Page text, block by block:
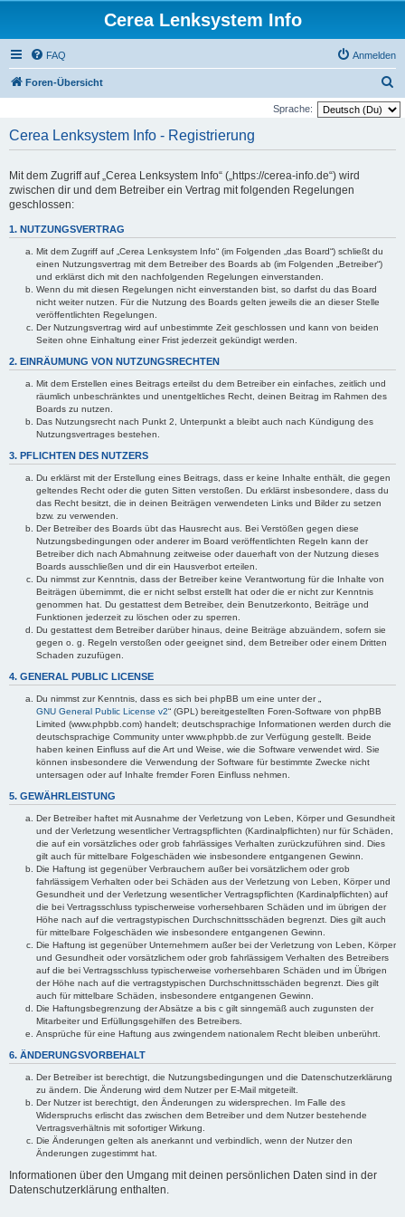
Cerea Lenksystem Info
FAQ Anmelden
Foren-Übersicht
u
Sprache:
Cerea Lenksystem Info - Registrierung
Mit dem Zugriff auf „Cerea Lenksystem Info“ („https://cerea-info.de“) wird
zwischen dir und dem Betreiber ein Vertrag mit folgenden Regelungen
geschlossen:
1. NUTZUNGSVERTRAG
Mit dem Zugriff auf „Cerea Lenksystem Info“ (im Folgenden „das Board“) schließt du
einen Nutzungsvertrag mit dem Betreiber des Boards ab (im Folgenden „Betreiber“)
und erklärst dich mit den nachfolgenden Regelungen einverstanden.
Wenn du mit diesen Regelungen nicht einverstanden bist, so darfst du das Board
nicht weiter nutzen. Für die Nutzung des Boards gelten jeweils die an dieser Stelle
veröffentlichten Regelungen.
Der Nutzungsvertrag wird auf unbestimmte Zeit geschlossen und kann von beiden
Seiten ohne Einhaltung einer Frist jederzeit gekündigt werden.
2. EINRÄUMUNG VON NUTZUNGSRECHTEN
Mit dem Erstellen eines Beitrags erteilst du dem Betreiber ein einfaches, zeitlich und
räumlich unbeschränktes und unentgeltliches Recht, deinen Beitrag im Rahmen des
Boards zu nutzen.
Das Nutzungsrecht nach Punkt 2, Unterpunkt a bleibt auch nach Kündigung des
Nutzungsvertrages bestehen.
3. PFLICHTEN DES NUTZERS
Du erklärst mit der Erstellung eines Beitrags, dass er keine Inhalte enthält, die gegen
geltendes Recht oder die guten Sitten verstoßen. Du erklärst insbesondere, dass du
das Recht besitzt, die in deinen Beiträgen verwendeten Links und Bilder zu setzen
bzw. zu verwenden.
Der Betreiber des Boards übt das Hausrecht aus. Bei Verstößen gegen diese
Nutzungsbedingungen oder anderer im Board veröffentlichten Regeln kann der
Betreiber dich nach Abmahnung zeitweise oder dauerhaft von der Nutzung dieses
Boards ausschließen und dir ein Hausverbot erteilen.
Du nimmst zur Kenntnis, dass der Betreiber keine Verantwortung für die Inhalte von
Beiträgen übernimmt, die er nicht selbst erstellt hat oder die er nicht zur Kenntnis
genommen hat. Du gestattest dem Betreiber, dein Benutzerkonto, Beiträge und
Funktionen jederzeit zu löschen oder zu sperren.
Du gestattest dem Betreiber darüber hinaus, deine Beiträge abzuändern, sofern sie
gegen o. g. Regeln verstoßen oder geeignet sind, dem Betreiber oder einem Dritten
Schaden zuzufügen.
4. GENERAL PUBLIC LICENSE
Du nimmst zur Kenntnis, dass es sich bei phpBB um eine unter der „
GNU General Public License v2“ (GPL) bereitgestellten Foren-Software von phpBB
Limited (www.phpbb.com) handelt; deutschsprachige Informationen werden durch die
deutschsprachige Community unter www.phpbb.de zur Verfügung gestellt. Beide
haben keinen Einfluss auf die Art und Weise, wie die Software verwendet wird. Sie
können insbesondere die Verwendung der Software für bestimmte Zwecke nicht
untersagen oder auf Inhalte fremder Foren Einfluss nehmen.
5. GEWÄHRLEISTUNG
Der Betreiber haftet mit Ausnahme der Verletzung von Leben, Körper und Gesundheit
und der Verletzung wesentlicher Vertragspflichten (Kardinalpflichten) nur für Schäden,
die auf ein vorsätzliches oder grob fahrlässiges Verhalten zurückzuführen sind. Dies
gilt auch für mittelbare Folgeschäden wie insbesondere entgangenen Gewinn.
Die Haftung ist gegenüber Verbrauchern außer bei vorsätzlichem oder grob
fahrlässigem Verhalten oder bei Schäden aus der Verletzung von Leben, Körper und
Gesundheit und der Verletzung wesentlicher Vertragspflichten (Kardinalpflichten) auf
die bei Vertragsschluss typischerweise vorhersehbaren Schäden und im übrigen der
Höhe nach auf die vertragstypischen Durchschnittsschäden begrenzt. Dies gilt auch
für mittelbare Folgeschäden wie insbesondere entgangenen Gewinn.
Die Haftung ist gegenüber Unternehmern außer bei der Verletzung von Leben, Körper
und Gesundheit oder vorsätzlichem oder grob fahrlässigem Verhalten des Betreibers
auf die bei Vertragsschluss typischerweise vorhersehbaren Schäden und im Übrigen
der Höhe nach auf die vertragstypischen Durchschnittsschäden begrenzt. Dies gilt
auch für mittelbare Schäden, insbesondere entgangenen Gewinn.
Die Haftungsbegrenzung der Absätze a bis c gilt sinngemäß auch zugunsten der
Mitarbeiter und Erfüllungsgehilfen des Betreibers.
Ansprüche für eine Haftung aus zwingendem nationalem Recht bleiben unberührt.
6. ÄNDERUNGSVORBEHALT
Der Betreiber ist berechtigt, die Nutzungsbedingungen und die Datenschutzerklärung
zu ändern. Die Änderung wird dem Nutzer per E-Mail mitgeteilt.
Der Nutzer ist berechtigt, den Änderungen zu widersprechen. Im Falle des
Widerspruchs erlischt das zwischen dem Betreiber und dem Nutzer bestehende
Vertragsverhältnis mit sofortiger Wirkung.
Die Änderungen gelten als anerkannt und verbindlich, wenn der Nutzer den
Änderungen zugestimmt hat.
Informationen über den Umgang mit deinen persönlichen Daten sind in der
Datenschutzerklärung enthalten.